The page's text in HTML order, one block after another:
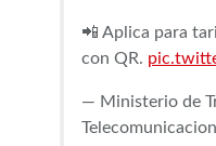
📲 Aplica para
con QR.
— Ministerio de